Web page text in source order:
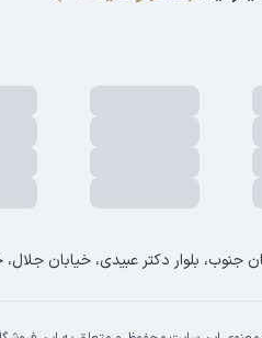
جنوب، بلوار دکتر عبیدی، خیابان جلال،